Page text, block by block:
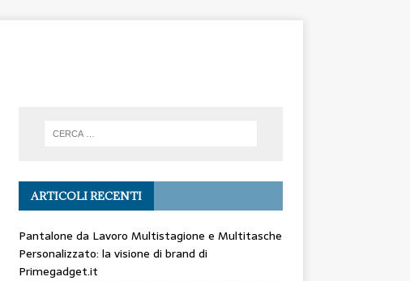
ARTICOLI RECENTI
Pantalone da Lavoro Multistagione e Multitasche
Personalizzato: la visione di brand di
Primegadget.it